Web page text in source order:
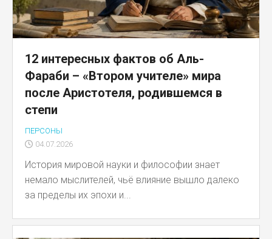
12 интересных фактов об Аль-
Фараби – «Втором учителе» мира
после Аристотеля, родившемся в
степи
ПЕРСОНЫ
04.07.2026
История мировой науки и философии знает
немало мыслителей, чьё влияние вышло далеко
за пределы их эпохи и...